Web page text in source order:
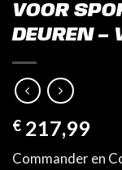
VOOR
DEUREN –
€ 217,99
Commander en